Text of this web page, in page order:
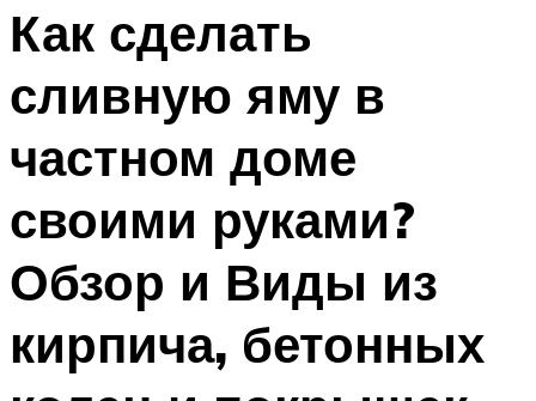
Как сделать
сливную яму в
частном доме
своими руками?
Обзор и Виды из
кирпича, бетонных